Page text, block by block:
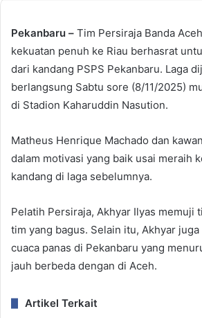
Pekanbaru – Tim Persiraja Banda
kekuatan penuh ke Riau berhasrat
dari kandang PSPS Pekanbaru. Laga
berlangsung Sabtu sore (8/11/2025)
di Stadion Kaharuddin Nasution.
Matheus Henrique Machado dan
dalam motivasi yang baik usai meraih
kandang di laga sebelumnya.
Pelatih Persiraja, Akhyar Ilyas memuji
tim yang bagus. Selain itu, Akhyar
cuaca panas di Pekanbaru yang
jauh berbeda dengan di Aceh.
Artikel Terkait